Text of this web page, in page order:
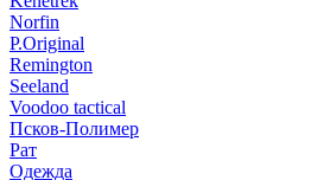
Norfin
P.Original
Remington
Seeland
Voodoo tactical
Псков-Полимер
Рат
Одежда